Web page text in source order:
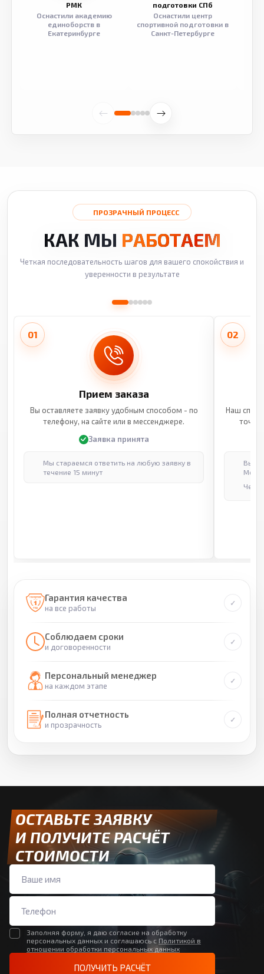
РМК
Оснастили академию
единоборств в
Екатеринбурге
подготовки СПб
Оснастили центр
спортивной подготовки в
Санкт-Петербурге
ПРОЗРАЧНЫЙ ПРОЦЕСС
КАК МЫ РАБОТАЕМ
Четкая последовательность шагов для вашего спокойствия и
уверенности в результате
01
Прием заказа
Вы оставляете заявку удобным способом - по
телефону, на сайте или в мессенджере.
Заявка принята
Мы стараемся ответить на любую заявку в
течение 15 минут
02
Наш
Гарантия качества
на все работы
Соблюдаем сроки
и договоренности
Персональный менеджер
на каждом этапе
Полная отчетность
и прозрачность
ОСТАВЬТЕ ЗАЯВКУ
И ПОЛУЧИТЕ РАСЧЁТ
СТОИМОСТИ
Заполняя форму, я даю согласие на обработку
персональных данных и соглашаюсь с Политикой в
отношении обработки персональных данных
ПОЛУЧИТЬ РАСЧЁТ